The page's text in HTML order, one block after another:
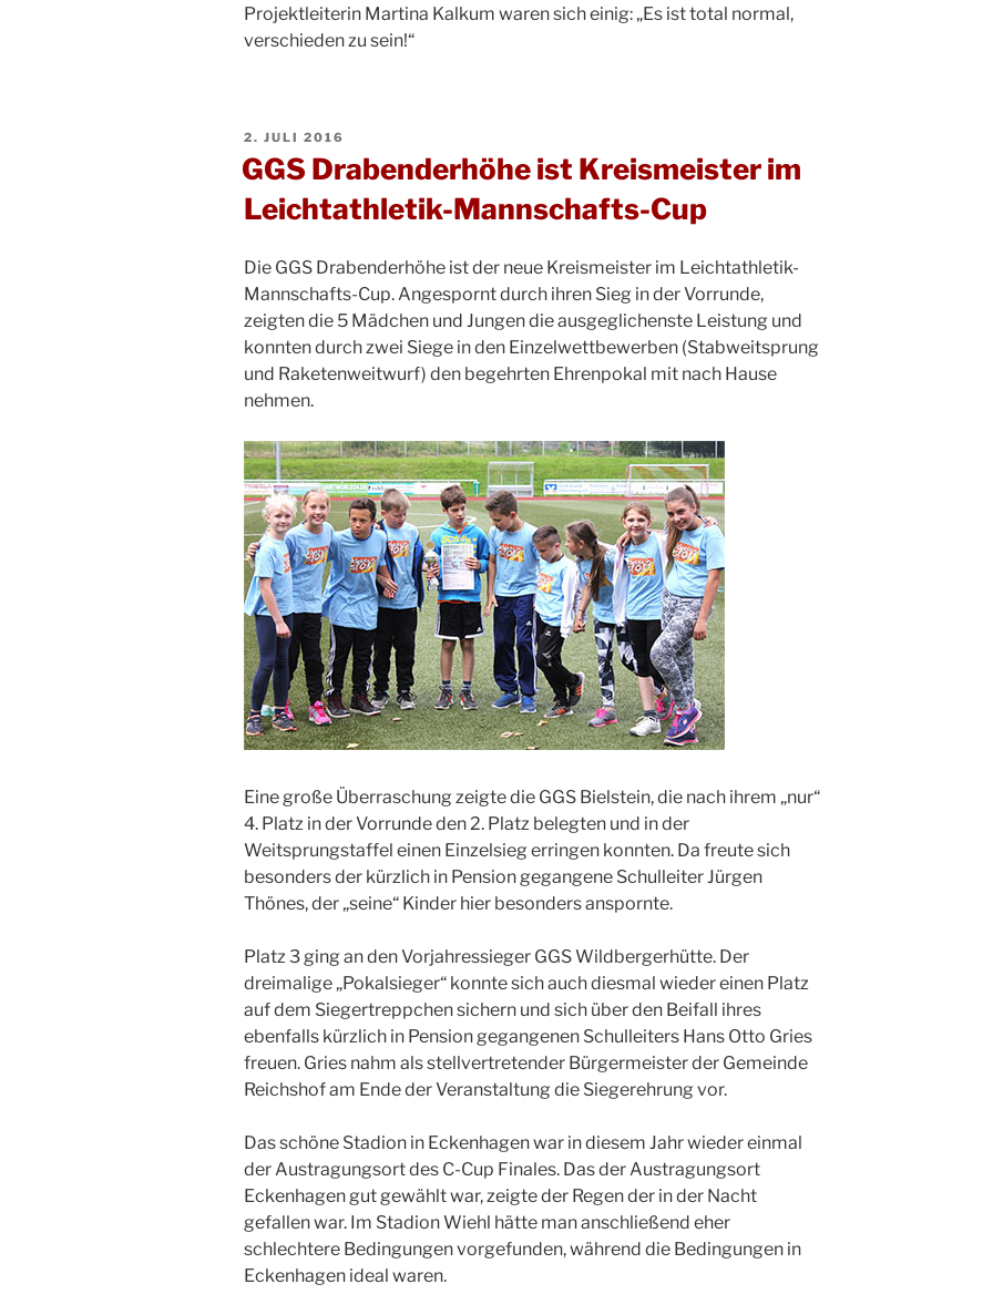
Projektleiterin Martina Kalkum waren sich einig: „Es ist total normal,
verschieden zu sein!“
VERÖFFENTLICHT
AM
2. JULI 2016
GGS Drabenderhöhe ist Kreismeister im
Leichtathletik-Mannschafts-Cup
Die GGS Drabenderhöhe ist der neue Kreismeister im Leichtathletik-
Mannschafts-Cup. Angespornt durch ihren Sieg in der Vorrunde,
zeigten die 5 Mädchen und Jungen die ausgeglichenste Leistung und
konnten durch zwei Siege in den Einzelwettbewerben (Stabweitsprung
und Raketenweitwurf) den begehrten Ehrenpokal mit nach Hause
nehmen.
Eine große Überraschung zeigte die GGS Bielstein, die nach ihrem „nur“
4. Platz in der Vorrunde den 2. Platz belegten und in der
Weitsprungstaffel einen Einzelsieg erringen konnten. Da freute sich
besonders der kürzlich in Pension gegangene Schulleiter Jürgen
Thönes, der „seine“ Kinder hier besonders anspornte.
Platz 3 ging an den Vorjahressieger GGS Wildbergerhütte. Der
dreimalige „Pokalsieger“ konnte sich auch diesmal wieder einen Platz
auf dem Siegertreppchen sichern und sich über den Beifall ihres
ebenfalls kürzlich in Pension gegangenen Schulleiters Hans Otto Gries
freuen. Gries nahm als stellvertretender Bürgermeister der Gemeinde
Reichshof am Ende der Veranstaltung die Siegerehrung vor.
Das schöne Stadion in Eckenhagen war in diesem Jahr wieder einmal
der Austragungsort des C-Cup Finales. Das der Austragungsort
Eckenhagen gut gewählt war, zeigte der Regen der in der Nacht
gefallen war. Im Stadion Wiehl hätte man anschließend eher
schlechtere Bedingungen vorgefunden, während die Bedingungen in
Eckenhagen ideal waren.